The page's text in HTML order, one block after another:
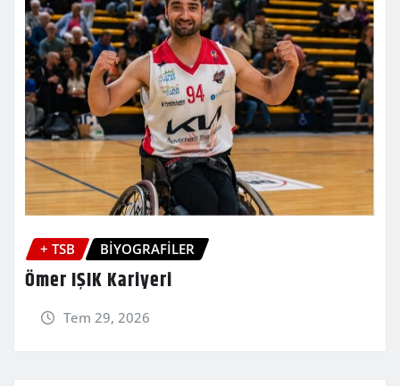
+ TSB BİYOGRAFİLER
Ömer IŞIK Kariyeri
Tem 29, 2026